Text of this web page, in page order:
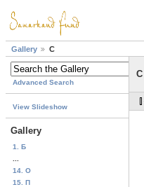
Gallery C
Advanced Search
View Slideshow
Gallery
1. Б
14. О
15. П
C